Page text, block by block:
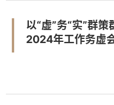
以“虚”务“实”群
2024年工作务虚